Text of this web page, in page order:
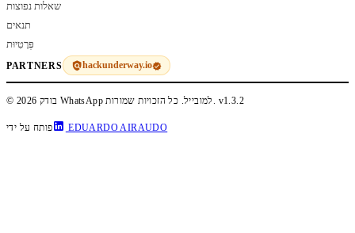
שאלות נפוצות
תנאים
פְּרָטִיוּת
PARTNERS hackunderway.io
© 2026 בודק WhatsApp למובייל. כל הזכויות שמורות. v1.3.2
פותח על ידי EDUARDO AIRAUDO